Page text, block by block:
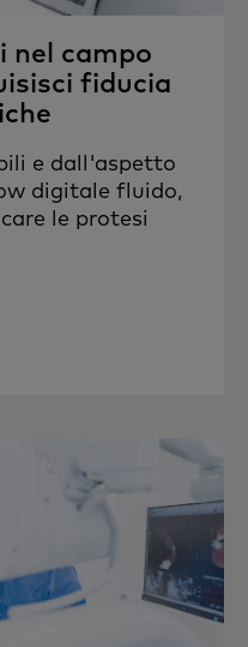
nel campo
fiducia
e dall'aspetto
digitale fluido,
le protesi